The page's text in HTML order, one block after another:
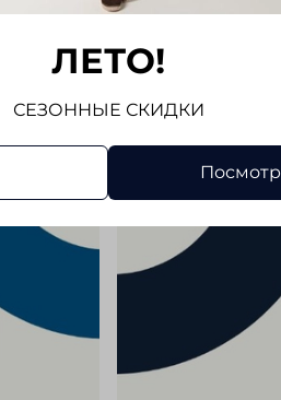
ЛЕТО!
СЕЗОННЫЕ СКИДКИ